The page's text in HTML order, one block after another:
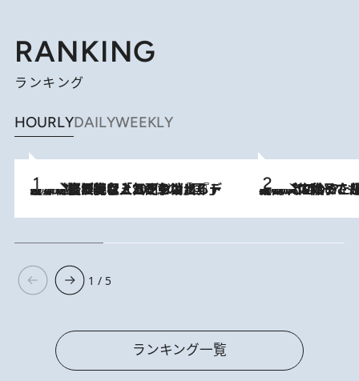
RANKING
ランキング
HOURLYDAILYWEEKLY
2026.8.5
【なぜ吉沢亮は「気配を消せる」のか？】興行収入208億の『国宝』を経て挑むミュージカル『ディア・エヴァン・ハンセン』。トップ俳優が舞台上でさらけ出した“孤独”とは 2026.8.5
【阿川佐和子さんの年とる力】なぜ70代で始めた趣味は“こんなに楽しい”のか？ ピアノ、俳句…スランプに陥っても続けられる“ある秘訣”とは
1 / 5
ランキング一覧